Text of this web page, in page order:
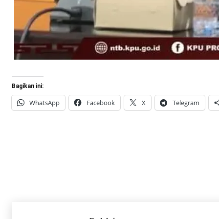
Bagikan ini:
WhatsApp Facebook X Telegram